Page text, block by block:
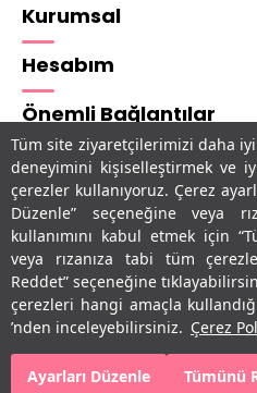
Tüm site ziyaretçilerimizi daha iyi
deneyimini kişiselleştirmek ve
çerezler kullanıyoruz. Çerez
Düzenle” seçeneğine veya
kullanımını kabul etmek için
veya rızanıza tabi tüm
Reddet” seçeneğine
çerezleri hangi amaçla
’nden inceleyebilirsiniz. Çerez
Ayarları Düzenle Tümünü
SEPETE EKLE
Kurumsal
Hesabım
Önemli Bağlantılar
Adres & İletişim
Uygulamalarımız